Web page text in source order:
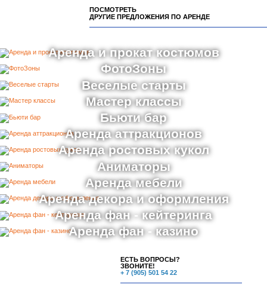
ПОСМОТРЕТЬ
ДРУГИЕ ПРЕДЛОЖЕНИЯ ПО АРЕНДЕ
Аренда и прокат костюмов
ФотоЗоны
Веселые старты
Мастер классы
Бьюти бар
Аренда аттракционов
Аренда ростовых кукол
Аниматоры
Аренда мебели
Аренда декора и оформления
Аренда фан - кейтеринга
Аренда фан - казино
ЕСТЬ ВОПРОСЫ?
ЗВОНИТЕ!
+ 7 (905) 501 54 22